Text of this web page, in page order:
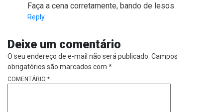
Faça a cena corretamente, bando de lesos.
Reply
Deixe um comentário
O seu endereço de e-mail não será publicado. Campos
obrigatórios são marcados com *
COMENTÁRIO *